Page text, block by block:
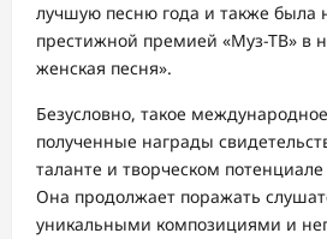
лучшую песню года и также была
престижной премией «Муз-ТВ» в
женская песня».
Безусловно, такое
полученные награды
таланте и творческом
Она продолжает поражать
уникальными композициями и